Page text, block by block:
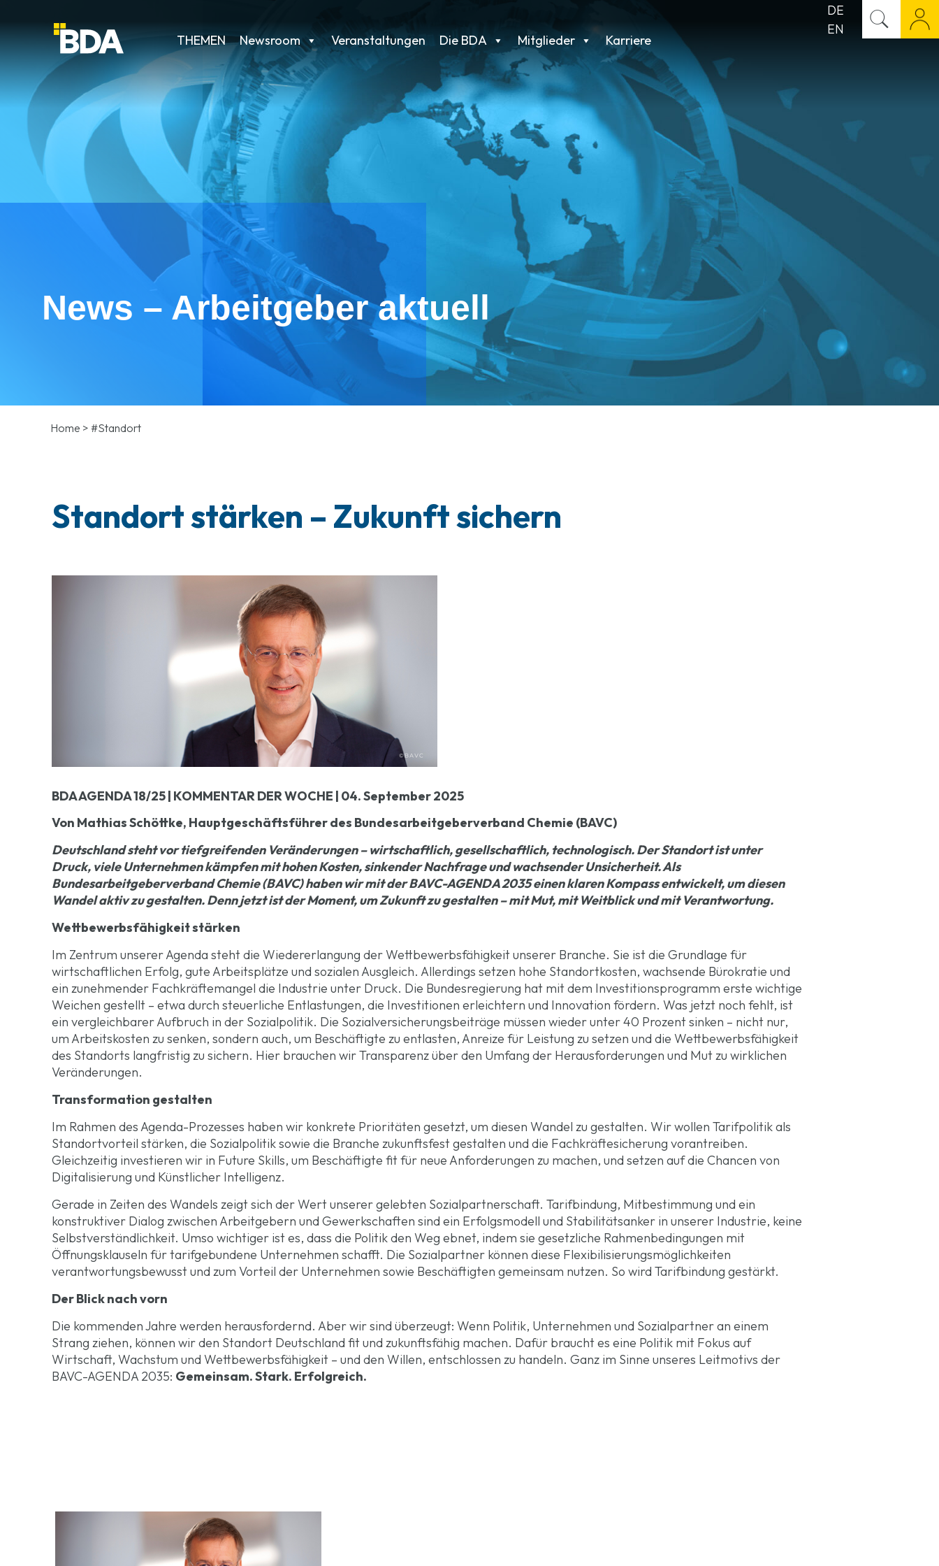
THEMEN Newsroom Veranstaltungen Die BDA Mitglieder Karriere
DE
EN
News – Arbeitgeber aktuell
Home > #Standort
Standort stärken – Zukunft sichern
BDA AGENDA 18/25 | KOMMENTAR DER WOCHE | 04. September 2025
Von Mathias Schöttke, Hauptgeschäftsführer des Bundesarbeitgeberverband Chemie (BAVC)
Deutschland steht vor tiefgreifenden Veränderungen – wirtschaftlich, gesellschaftlich, technologisch. Der Standort ist unter
Druck, viele Unternehmen kämpfen mit hohen Kosten, sinkender Nachfrage und wachsender Unsicherheit. Als
Bundesarbeitgeberverband Chemie (BAVC) haben wir mit der BAVC-AGENDA 2035 einen klaren Kompass entwickelt, um diesen
Wandel aktiv zu gestalten. Denn jetzt ist der Moment, um Zukunft zu gestalten – mit Mut, mit Weitblick und mit Verantwortung.
Wettbewerbsfähigkeit stärken
Im Zentrum unserer Agenda steht die Wiedererlangung der Wettbewerbsfähigkeit unserer Branche. Sie ist die Grundlage für
wirtschaftlichen Erfolg, gute Arbeitsplätze und sozialen Ausgleich. Allerdings setzen hohe Standortkosten, wachsende Bürokratie und
ein zunehmender Fachkräftemangel die Industrie unter Druck. Die Bundesregierung hat mit dem Investitionsprogramm erste wichtige
Weichen gestellt – etwa durch steuerliche Entlastungen, die Investitionen erleichtern und Innovation fördern. Was jetzt noch fehlt, ist
ein vergleichbarer Aufbruch in der Sozialpolitik. Die Sozialversicherungsbeiträge müssen wieder unter 40 Prozent sinken – nicht nur,
um Arbeitskosten zu senken, sondern auch, um Beschäftigte zu entlasten, Anreize für Leistung zu setzen und die Wettbewerbsfähigkeit
des Standorts langfristig zu sichern. Hier brauchen wir Transparenz über den Umfang der Herausforderungen und Mut zu wirklichen
Veränderungen.
Transformation gestalten
Im Rahmen des Agenda-Prozesses haben wir konkrete Prioritäten gesetzt, um diesen Wandel zu gestalten. Wir wollen Tarifpolitik als
Standortvorteil stärken, die Sozialpolitik sowie die Branche zukunftsfest gestalten und die Fachkräftesicherung vorantreiben.
Gleichzeitig investieren wir in Future Skills, um Beschäftigte fit für neue Anforderungen zu machen, und setzen auf die Chancen von
Digitalisierung und Künstlicher Intelligenz.
Gerade in Zeiten des Wandels zeigt sich der Wert unserer gelebten Sozialpartnerschaft. Tarifbindung, Mitbestimmung und ein
konstruktiver Dialog zwischen Arbeitgebern und Gewerkschaften sind ein Erfolgsmodell und Stabilitätsanker in unserer Industrie, keine
Selbstverständlichkeit. Umso wichtiger ist es, dass die Politik den Weg ebnet, indem sie gesetzliche Rahmenbedingungen mit
Öffnungsklauseln für tarifgebundene Unternehmen schafft. Die Sozialpartner können diese Flexibilisierungsmöglichkeiten
verantwortungsbewusst und zum Vorteil der Unternehmen sowie Beschäftigten gemeinsam nutzen. So wird Tarifbindung gestärkt.
Der Blick nach vorn
Die kommenden Jahre werden herausfordernd. Aber wir sind überzeugt: Wenn Politik, Unternehmen und Sozialpartner an einem
Strang ziehen, können wir den Standort Deutschland fit und zukunftsfähig machen. Dafür braucht es eine Politik mit Fokus auf
Wirtschaft, Wachstum und Wettbewerbsfähigkeit – und den Willen, entschlossen zu handeln. Ganz im Sinne unseres Leitmotivs der
BAVC-AGENDA 2035: Gemeinsam. Stark. Erfolgreich.